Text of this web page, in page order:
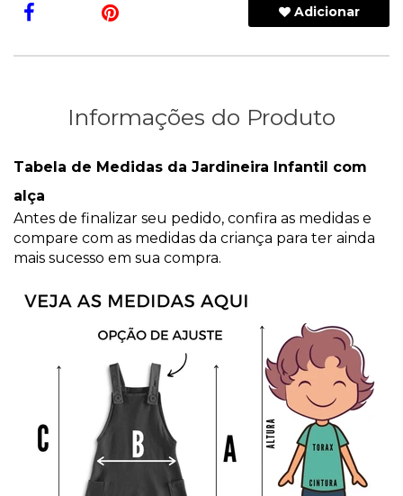
Adicionar
Informações do Produto
Tabela de Medidas da Jardineira Infantil com
alça
Antes de finalizar seu pedido, confira as medidas e
compare com as medidas da criança para ter ainda
mais sucesso em sua compra.